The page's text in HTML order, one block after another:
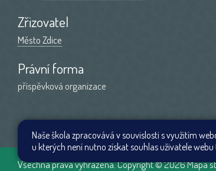
Zřizovatel
Město Zdice
Právní forma
příspěvková organizace
Všechna práva vyhrazena. Copyright © 2026Mapa
Naše škola zpracovává v souvislosti s využitím
u kterých není nutno získat souhlas uživatele